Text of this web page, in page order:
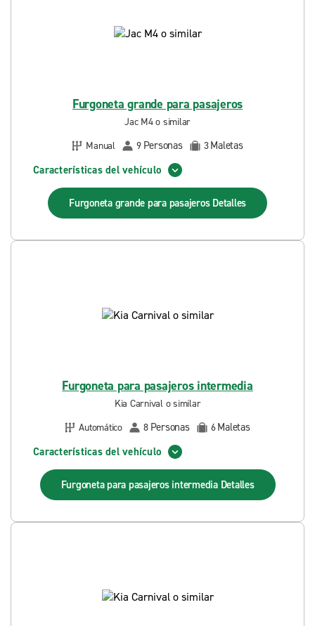
Furgoneta grande para pasajeros
Jac M4 o similar
Manual
9 Personas 3Maletas
Características del vehículo
Furgoneta grande para pasajeros Detalles
Furgoneta para pasajeros intermedia
Kia Carnival o similar
Automático
8 Personas 6Maletas
Características del vehículo
Furgoneta para pasajeros intermedia Detalles